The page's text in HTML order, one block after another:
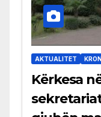
AKTUALITET
Kërkesa